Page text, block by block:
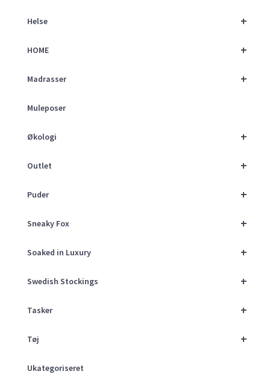
+
Helse
+
HOME
+
Madrasser
Muleposer
+
Økologi
+
Outlet
+
Puder
+
Sneaky Fox
+
Soaked in Luxury
+
Swedish Stockings
+
Tasker
+
Tøj
Ukategoriseret